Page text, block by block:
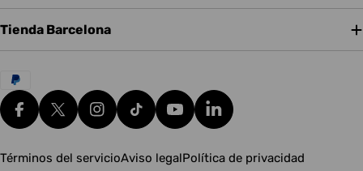
Tienda Barcelona
Métodos
de
pagoFacebookX (Twitter)Instagram
tiktok YouTubeTranslation missing:
Términos del servicioAviso legalPolítica de privacidad